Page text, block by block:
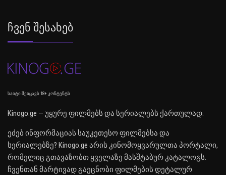
Ჩვენ Შესახებ
საიტი შეიცავს 18+ კონტენტს
Kinogo.ge — უყურე ფილმებს და სერიალებს ქართულად.
ეძებ ინფორმაციას საუკეთესო ფილმებსა და
სერიალებზე? Kinogo.ge არის კინომოყვარულთა პორტალი,
რომელიც გთავაზობთ ყველაზე მასშტაბურ კატალოგს.
ჩვენთან მარტივად გაეცნობი ფილმების დეტალურ